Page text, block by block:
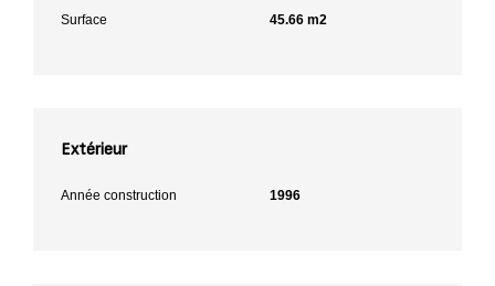
Surface 45.66 m2
Extérieur
Année construction 1996